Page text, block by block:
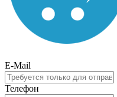
E-Mail
Телефон